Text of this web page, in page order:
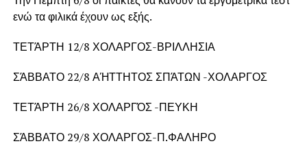
ενώ τα φιλικά έχουν ως εξής.
ΤΕΤΆΡΤΗ 12/8 ΧΟΛΑΡΓΟΣ-ΒΡΙΛΛΗΣΙΑ
ΣΆΒΒΑΤΟ 22/8 ΑΉΤΤΗΤΟΣ ΣΠΆΤΩΝ -ΧΟΛΑΡΓΟΣ
ΤΕΤΆΡΤΗ 26/8 ΧΟΛΑΡΓΌΣ -ΠΕΥΚΗ
ΣΆΒΒΑΤΟ 29/8 ΧΟΛΑΡΓΟΣ-Π.ΦΑΛΗΡΟ